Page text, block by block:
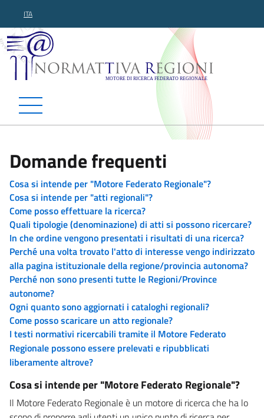
ITA
Normattiva Regioni -
Domande frequenti
Cosa si intende per "Motore Federato Regionale"?
Cosa si intende per "atti regionali"?
Come posso effettuare la ricerca?
Quali tipologie (denominazione) di atti si possono ricercare?
In che ordine vengono presentati i risultati di una ricerca?
Perché una volta trovato l'atto di interesse vengo indirizzato
alla pagina istituzionale della regione/provincia autonoma?
Perché non sono presenti tutte le Regioni/Province
autonome?
Ogni quanto sono aggiornati i cataloghi regionali?
Come posso scaricare un atto regionale?
I testi normativi ricercabili tramite il Motore Federato
Regionale possono essere prelevati e ripubblicati
liberamente altrove?
Cosa si intende per "Motore Federato Regionale"?
Il Motore Federato Regionale è un motore di ricerca che ha lo